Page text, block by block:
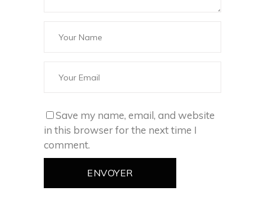
Save my name, email, and website
in this browser for the next time I
comment.